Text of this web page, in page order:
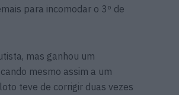
para incomodar o 3º de
mas ganhou um
mesmo assim a um
teve de corrigir duas vezes